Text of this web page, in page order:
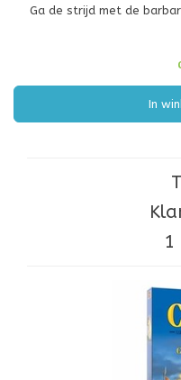
Ga de strijd met de
In
1